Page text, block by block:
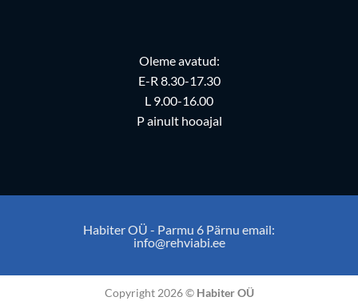
Oleme avatud:
E-R 8.30-17.30
L 9.00-16.00
P ainult hooajal
Habiter OÜ - Parmu 6 Pärnu email:
info@rehviabi.ee
Copyright 2026 © Habiter OÜ